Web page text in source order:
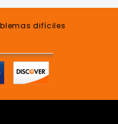
difíciles